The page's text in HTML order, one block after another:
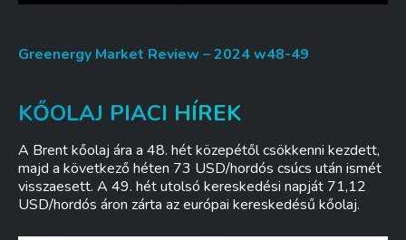
Greenergy Market Review – 2024 w48-49
KŐOLAJ PIACI HÍREK
A Brent kőolaj ára a 48. hét közepétől csökkenni kezdett,
majd a következő héten 73 USD/hordós csúcs után ismét
visszaesett. A 49. hét utolsó kereskedési napját 71,12
USD/hordós áron zárta az európai kereskedésű kőolaj.